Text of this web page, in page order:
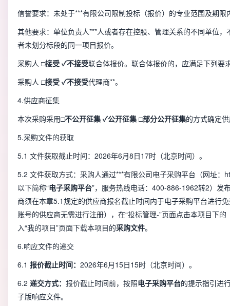
信誉要求：未处于***有限公司限制投标（报价）的专业范围及期限
其他要求：单位负责人***人或者存在控股、管理关系的不同单位
者未划分标段的同一项目报价。
采购人 □接受 ✓不接受联合体报价。联合体报价的，应满足下列要
采购人 □接受 ✓不接受代理商**。
4.供应商征集
本次采购采用□不公开征集 ✓公开征集 □部分公开征集的方式确定
5.采购文件的获取
5.1 文件获取截止时间：2026年6月8日17时（北京时间）。
5.2 文件获取方式：采购人通过***有限公司电子采购平台（网址：
以下简称“电子采购平台”，服务热线电话：400-886-1962转2）发
商须在本章5.1规定的供应商报名截止时间内于电子采购平台进行
账号的供应商无需进行注册），在“投标管理-”页面点击本项目下
入“我的项目”页面下载本项目的采购文件。
6.响应文件的递交
6.1 报价截止时间： 2026年6月15日15时（北京时间）。
6.2 递交方式： 报价截止时间前，按照电子采购平台的提示指引进
子版响应文件。